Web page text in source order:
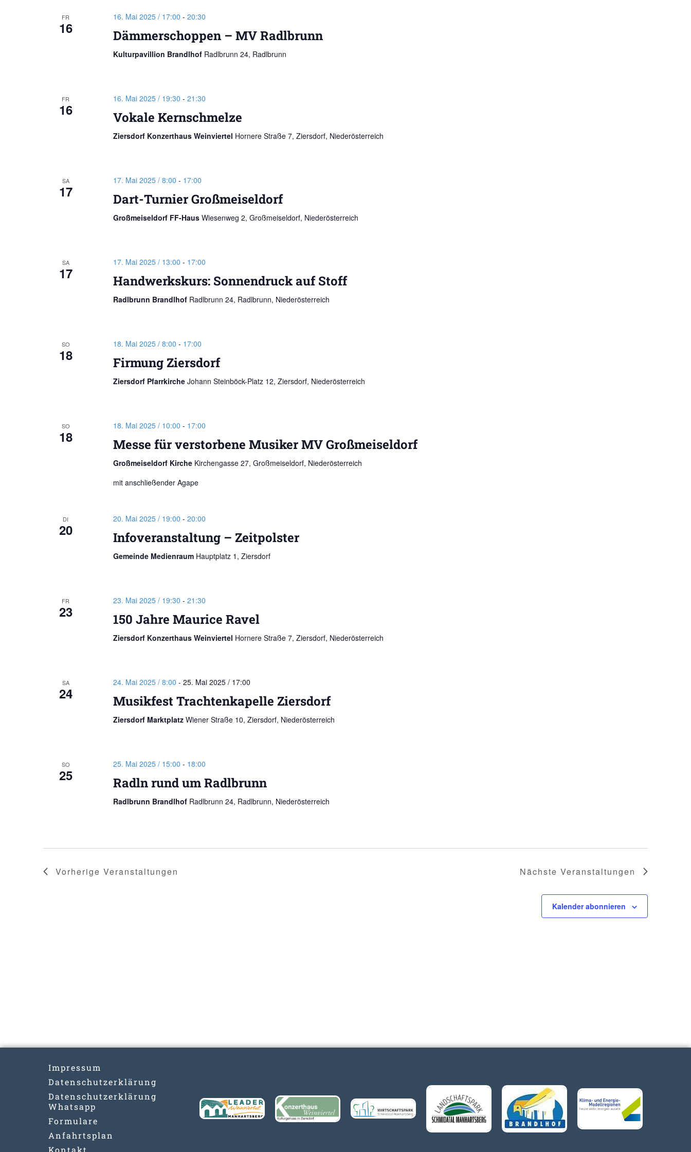
FR
16
16. Mai 2025 / 17:00 - 20:30
Dämmerschoppen – MV Radlbrunn
Kulturpavillion Brandlhof Radlbrunn 24, Radlbrunn
FR
16
16. Mai 2025 / 19:30 - 21:30
Vokale Kernschmelze
Ziersdorf Konzerthaus Weinviertel Hornere Straße 7, Ziersdorf, Niederösterreich
SA
17
17. Mai 2025 / 8:00 - 17:00
Dart-Turnier Großmeiseldorf
Großmeiseldorf FF-Haus Wiesenweg 2, Großmeiseldorf, Niederösterreich
SA
17
17. Mai 2025 / 13:00 - 17:00
Handwerkskurs: Sonnendruck auf Stoff
Radlbrunn Brandlhof Radlbrunn 24, Radlbrunn, Niederösterreich
SO
18
18. Mai 2025 / 8:00 - 17:00
Firmung Ziersdorf
Ziersdorf Pfarrkirche Johann Steinböck-Platz 12, Ziersdorf, Niederösterreich
SO
18
18. Mai 2025 / 10:00 - 17:00
Messe für verstorbene Musiker MV Großmeiseldorf
Großmeiseldorf Kirche Kirchengasse 27, Großmeiseldorf, Niederösterreich
mit anschließender Agape
DI
20
20. Mai 2025 / 19:00 - 20:00
Infoveranstaltung – Zeitpolster
Gemeinde Medienraum Hauptplatz 1, Ziersdorf
FR
23
23. Mai 2025 / 19:30 - 21:30
150 Jahre Maurice Ravel
Ziersdorf Konzerthaus Weinviertel Hornere Straße 7, Ziersdorf, Niederösterreich
SA
24
24. Mai 2025 / 8:00 - 25. Mai 2025 / 17:00
Musikfest Trachtenkapelle Ziersdorf
Ziersdorf Marktplatz Wiener Straße 10, Ziersdorf, Niederösterreich
SO
25
25. Mai 2025 / 15:00 - 18:00
Radln rund um Radlbrunn
Radlbrunn Brandlhof Radlbrunn 24, Radlbrunn, Niederösterreich
Vorherige Veranstaltungen Nächste Veranstaltungen
Kalender abonnieren
Impressum
Datenschutzerklärung
Datenschutzerklärung
Whatsapp
Formulare
Anfahrtsplan
Kontakt